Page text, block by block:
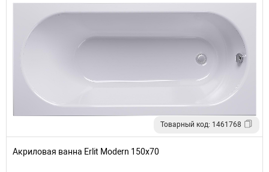
Товарный код: 1461768
Акриловая ванна Erlit Modern 150х70